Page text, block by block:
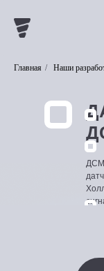
Главная / Наши